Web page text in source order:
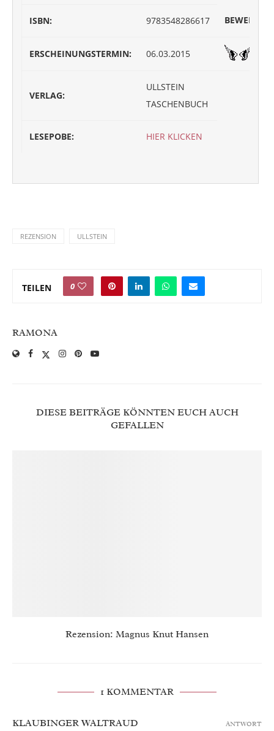
ISBN: 9783548286617
ERSCHEINUNGSTERMIN: 06.03.2015
VERLAG:
ULLSTEIN
TASCHENBUCH
LESEPOBE: HIER KLICKEN
REZENSION ULLSTEIN
TEILEN 0
RAMONA
DIESE BEITRÄGE KÖNNTEN EUCH AUCH
GEFALLEN
Rezension: Magnus Knut Hansen
1 KOMMENTAR
KLAUBINGER WALTRAUD ANTWORT